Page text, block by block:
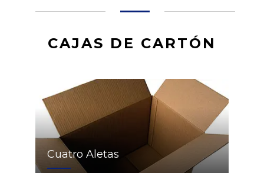
CAJAS DE CARTÓN
Cuatro Aletas